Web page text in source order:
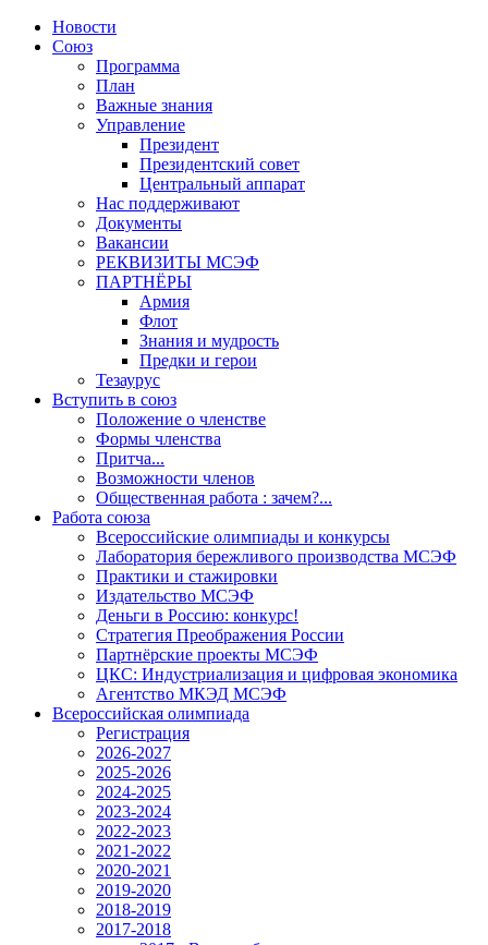
Новости
Союз
Программа
План
Важные знания
Управление
Президент
Президентский совет
Центральный аппарат
Нас поддерживают
Документы
Вакансии
РЕКВИЗИТЫ МСЭФ
ПАРТНЁРЫ
Армия
Флот
Знания и мудрость
Предки и герои
Тезаурус
Вступить в союз
Положение о членстве
Формы членства
Притча...
Возможности членов
Общественная работа : зачем?...
Работа союза
Всероссийские олимпиады и конкурсы
Лаборатория бережливого производства МСЭФ
Практики и стажировки
Издательство МСЭФ
Деньги в Россию: конкурс!
Стратегия Преображения России
Партнёрские проекты МСЭФ
ЦКС: Индустриализация и цифровая экономика
Агентство МКЭД МСЭФ
Всероссийская олимпиада
Регистрация
2026-2027
2025-2026
2024-2025
2023-2024
2022-2023
2021-2022
2020-2021
2019-2020
2018-2019
2017-2018